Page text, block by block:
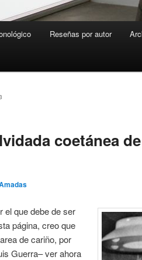
Reseñas por autor
coetánea
el que debe de ser
página, creo que
de cariño, por
Guerra– ver ahora